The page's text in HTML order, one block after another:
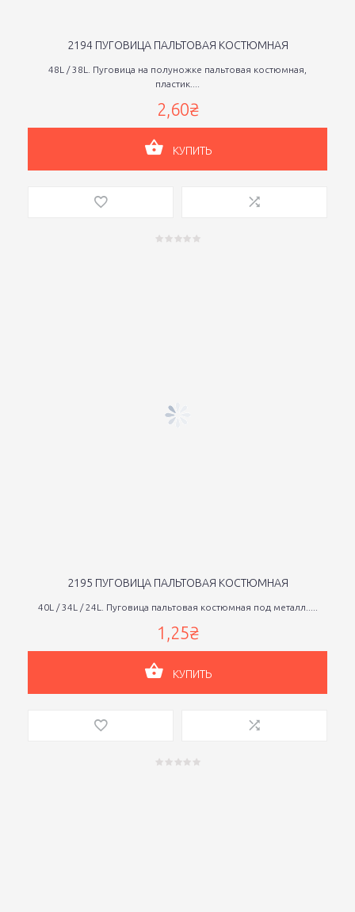
2194 ПУГОВИЦА ПАЛЬТОВАЯ КОСТЮМНАЯ
48L / 38L. Пуговица на полуножке пальтовая костюмная,
пластик....
2,60₴
КУПИТЬ
2195 ПУГОВИЦА ПАЛЬТОВАЯ КОСТЮМНАЯ
40L / 34L / 24L. Пуговица пальтовая костюмная под металл.....
1,25₴
КУПИТЬ